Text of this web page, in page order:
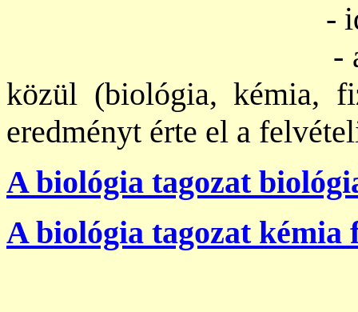
- idegen
- a
közül (biológia, kémia,
eredményt érte el a
A biológia tagozat
A biológia tagozat